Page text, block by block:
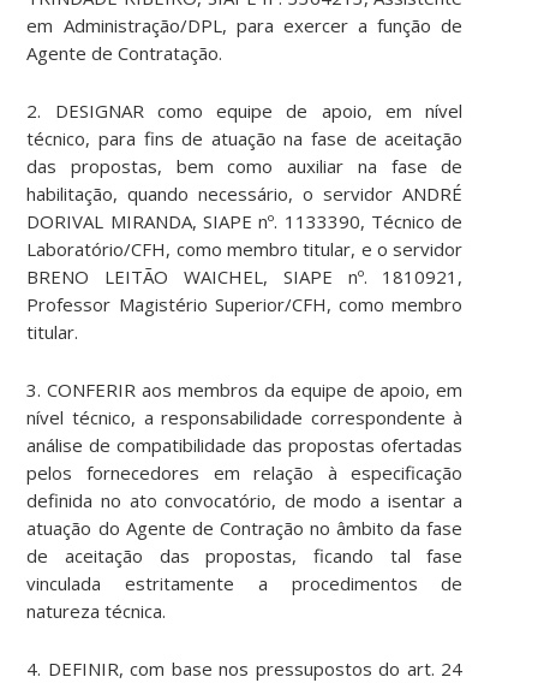
em Administração/DPL, para exercer a função de
Agente de Contratação.
2. DESIGNAR como equipe de apoio, em nível
técnico, para fins de atuação na fase de aceitação
das propostas, bem como auxiliar na fase de
habilitação, quando necessário, o servidor ANDRÉ
DORIVAL MIRANDA, SIAPE nº. 1133390, Técnico de
Laboratório/CFH, como membro titular, e o servidor
BRENO LEITÃO WAICHEL, SIAPE nº. 1810921,
Professor Magistério Superior/CFH, como membro
titular.
3. CONFERIR aos membros da equipe de apoio, em
nível técnico, a responsabilidade correspondente à
análise de compatibilidade das propostas ofertadas
pelos fornecedores em relação à especificação
definida no ato convocatório, de modo a isentar a
atuação do Agente de Contração no âmbito da fase
de aceitação das propostas, ficando tal fase
vinculada estritamente a procedimentos de
natureza técnica.
4. DEFINIR, com base nos pressupostos do art. 24